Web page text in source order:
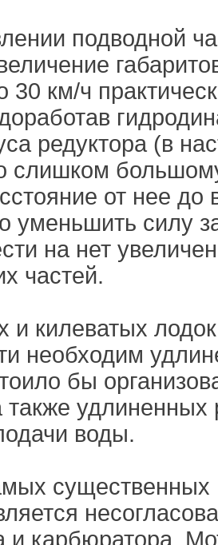
подводной
30 км/ч
редуктора (в
слишком
от нее
уменьшить силу
на нет
частей.
и килеватых
необходим
бы
также удлиненных
воды.
существенных
и карбюратора.